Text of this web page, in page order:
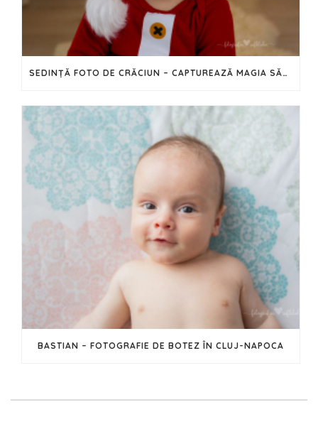
SEDINȚĂ FOTO DE CRĂCIUN – CAPTUREAZĂ MAGIA SĂRBĂTORILOR ÎN IMAGINI
BASTIAN – FOTOGRAFIE DE BOTEZ ÎN CLUJ-NAPOCA